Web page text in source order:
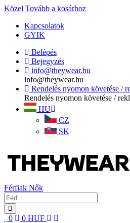
Közel Tovább a kosárhoz
Kapcsolatok
GYIK
Belépés
Bejegyzés
info@theywear.hu
info@theywear.hu
Rendelés nyomon követése /
Rendelés nyomon követése /
HU
CZ
SK
Férfiak Nők
0 0 HUF